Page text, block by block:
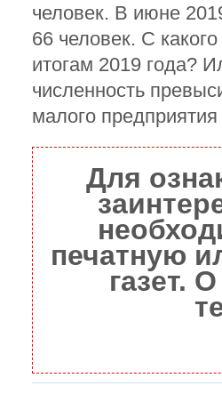
человек. В июне
66 человек. С
итогам 2019 года?
численность
малого
Для
печатную
газет.